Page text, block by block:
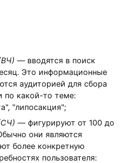
— вводятся в поиск
Это информационные
аудиторией для сбора
какой-то теме:
"липосакция";
— фигурируют от 100 до
они являются
более конкретную
пользователя: